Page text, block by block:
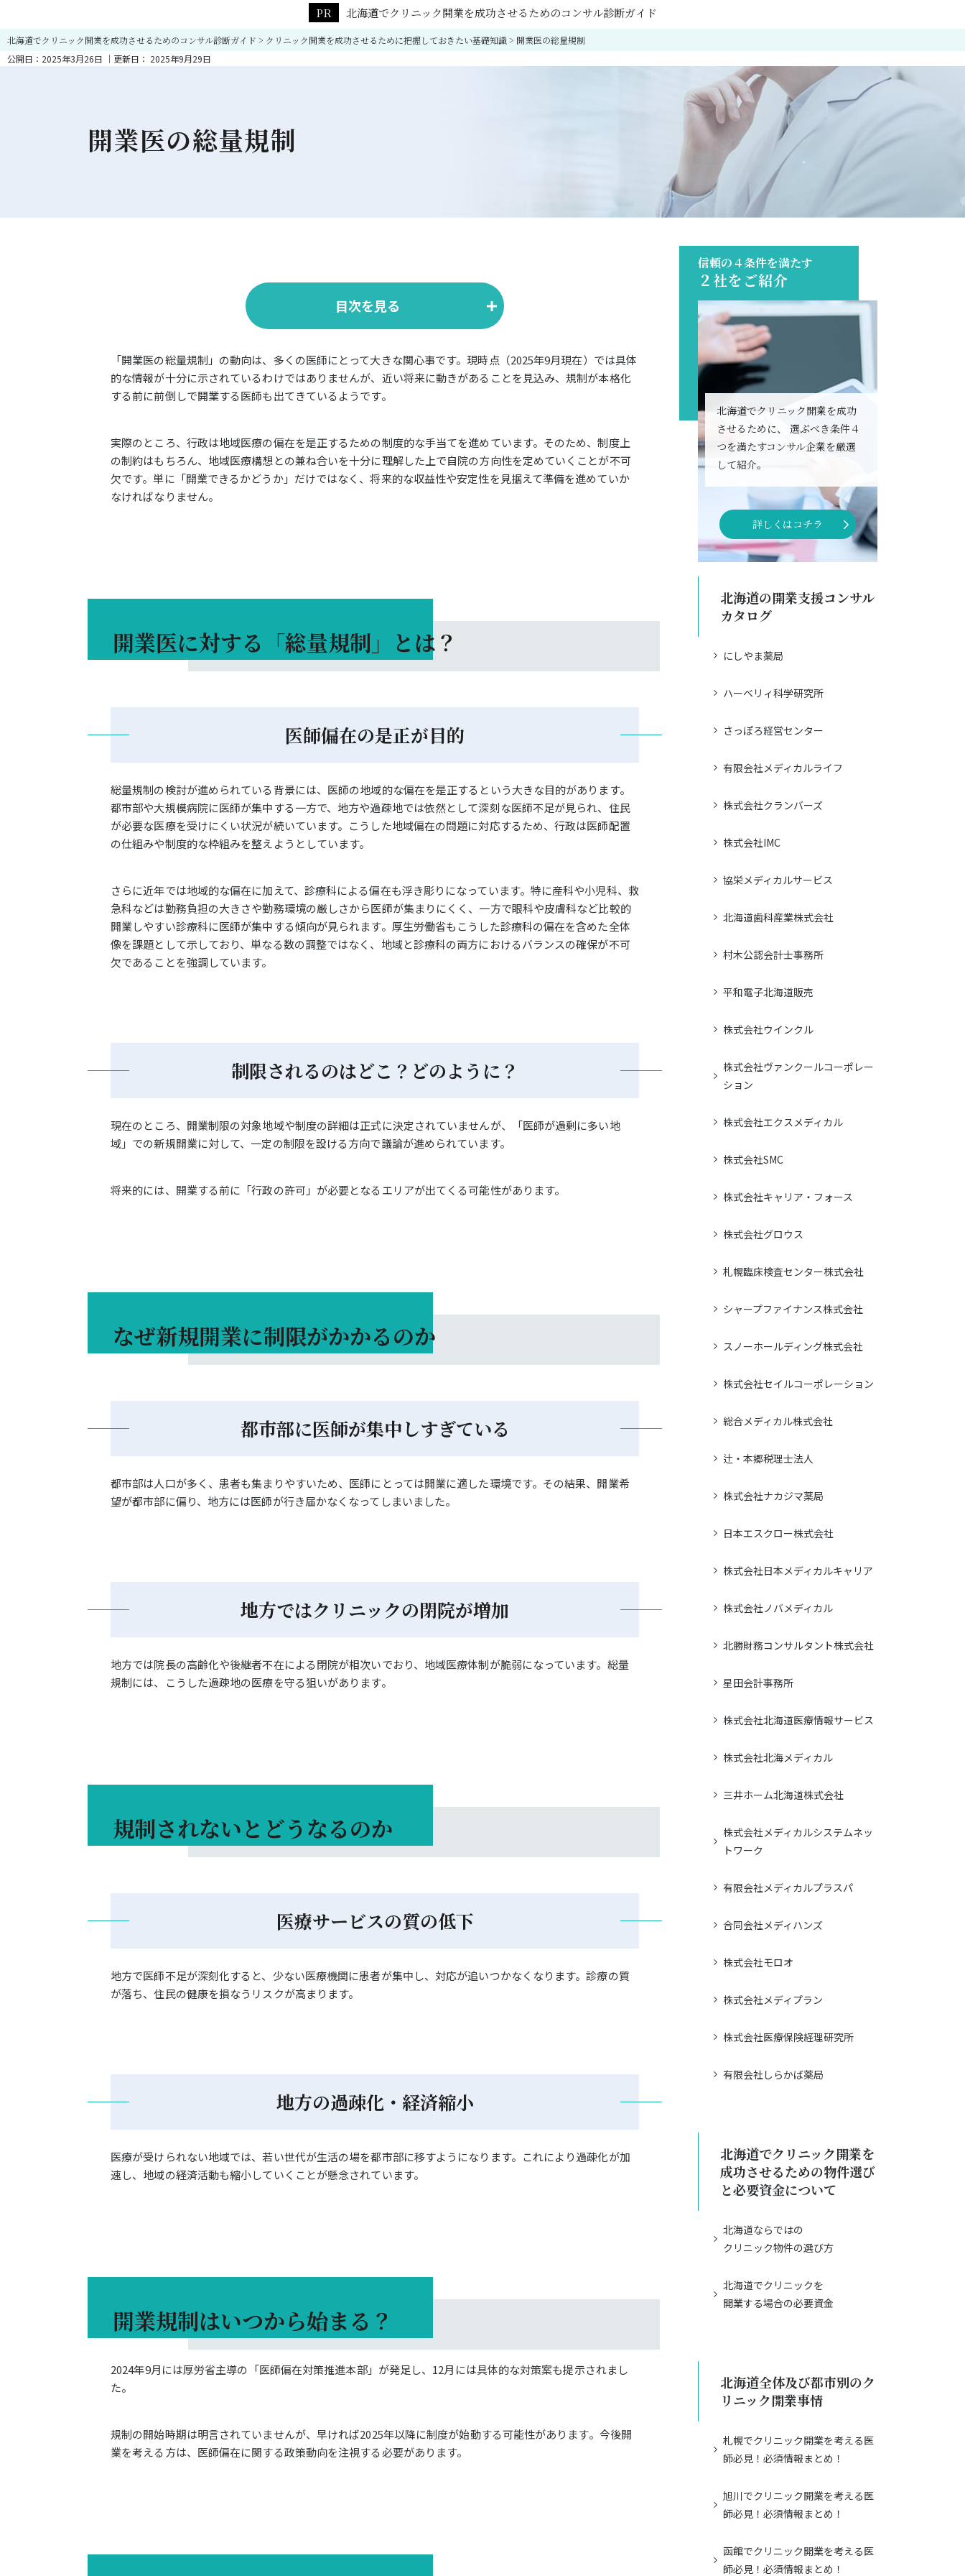
北海道でクリニック開業を成功させるためのコンサル診断ガイド
北海道でクリニック開業を成功させるためのコンサル診断ガイド > クリニック開業を成功させるために把握しておきたい基礎知識> 開業医の総量規制
公開日： 2025年3月26日 ｜更新日： 2025年9月29日
開業医の総量規制
目次を見る
開業医に対する「総量規制」とは？
なぜ新規開業に制限がかかるのか
開業規制はいつから始まる？
総量規制による新規開業のメリットは？
地域・診療科偏在に対する見解
「開業医の総量規制」の動向は、多くの医師にとって大きな関心事です。現時点（2025年9月現在）では具体
的な情報が十分に示されているわけではありませんが、近い将来に動きがあることを見込み、規制が本格化
する前に前倒しで開業する医師も出てきているようです。
実際のところ、行政は地域医療の偏在を是正するための制度的な手当てを進めています。そのため、制度上
の制約はもちろん、地域医療構想との兼ね合いを十分に理解した上で自院の方向性を定めていくことが不可
欠です。単に「開業できるかどうか」だけではなく、将来的な収益性や安定性を見据えて準備を進めていか
なければなりません。
開業医に対する「総量規制」とは？
医師偏在の是正が目的
総量規制の検討が進められている背景には、医師の地域的な偏在を是正するという大きな目的があります。
都市部や大規模病院に医師が集中する一方で、地方や過疎地では依然として深刻な医師不足が見られ、住民
が必要な医療を受けにくい状況が続いています。こうした地域偏在の問題に対応するため、行政は医師配置
の仕組みや制度的な枠組みを整えようとしています。
さらに近年では地域的な偏在に加えて、診療科による偏在も浮き彫りになっています。特に産科や小児科、救
急科などは勤務負担の大きさや勤務環境の厳しさから医師が集まりにくく、一方で眼科や皮膚科など比較的
開業しやすい診療科に医師が集中する傾向が見られます。厚生労働省もこうした診療科の偏在を含めた全体
像を課題として示しており、単なる数の調整ではなく、地域と診療科の両方におけるバランスの確保が不可
欠であることを強調しています。
制限されるのはどこ？どのように？
現在のところ、開業制限の対象地域や制度の詳細は正式に決定されていませんが、「医師が過剰に多い地
域」での新規開業に対して、一定の制限を設ける方向で議論が進められています。
将来的には、開業する前に「行政の許可」が必要となるエリアが出てくる可能性があります。
なぜ新規開業に制限がかかるのか
都市部に医師が集中しすぎている
都市部は人口が多く、患者も集まりやすいため、医師にとっては開業に適した環境です。その結果、開業希
望が都市部に偏り、地方には医師が行き届かなくなってしまいました。
地方ではクリニックの閉院が増加
地方では院長の高齢化や後継者不在による閉院が相次いでおり、地域医療体制が脆弱になっています。総量
規制には、こうした過疎地の医療を守る狙いがあります。
規制されないとどうなるのか
医療サービスの質の低下
地方で医師不足が深刻化すると、少ない医療機関に患者が集中し、対応が追いつかなくなります。診療の質
が落ち、住民の健康を損なうリスクが高まります。
地方の過疎化・経済縮小
医療が受けられない地域では、若い世代が生活の場を都市部に移すようになります。これにより過疎化が加
速し、地域の経済活動も縮小していくことが懸念されています。
開業規制はいつから始まる？
2024年9月には厚労省主導の「医師偏在対策推進本部」が発足し、12月には具体的な対策案も提示されまし
た。
規制の開始時期は明言されていませんが、早ければ2025年以降に制度が始動する可能性があります。今後開
業を考える方は、医師偏在に関する政策動向を注視する必要があります。
信頼の４条件を満たす
２社をご紹介
北海道でクリニック開業を成功
させるために、 選ぶべき条件４
つを満たすコンサル企業を厳選
して紹介。
詳しくはコチラ
北海道の開業支援コンサル
カタログ
にしやま薬局
ハーベリィ科学研究所
さっぽろ経営センター
有限会社メディカルライフ
株式会社クランバーズ
株式会社IMC
協栄メディカルサービス
北海道歯科産業株式会社
村木公認会計士事務所
平和電子北海道販売
株式会社ウインクル
株式会社ヴァンクールコーポレー
ション
株式会社エクスメディカル
株式会社SMC
株式会社キャリア・フォース
株式会社グロウス
札幌臨床検査センター株式会社
シャープファイナンス株式会社
スノーホールディング株式会社
株式会社セイルコーポレーション
総合メディカル株式会社
辻・本郷税理士法人
株式会社ナカジマ薬局
日本エスクロー株式会社
株式会社日本メディカルキャリア
株式会社ノバメディカル
北勝財務コンサルタント株式会社
星田会計事務所
株式会社北海道医療情報サービス
株式会社北海メディカル
三井ホーム北海道株式会社
株式会社メディカルシステムネッ
トワーク
有限会社メディカルプラスパ
合同会社メディハンズ
株式会社モロオ
株式会社メディプラン
株式会社医療保険経理研究所
有限会社しらかば薬局
北海道でクリニック開業を
成功させるための物件選び
と必要資金について
北海道ならではの
クリニック物件の選び方
北海道でクリニックを
開業する場合の必要資金
北海道全体及び都市別のク
リニック開業事情
札幌でクリニック開業を考える医
師必見！必須情報まとめ！
旭川でクリニック開業を考える医
師必見！必須情報まとめ！
函館でクリニック開業を考える医
師必見！必須情報まとめ！